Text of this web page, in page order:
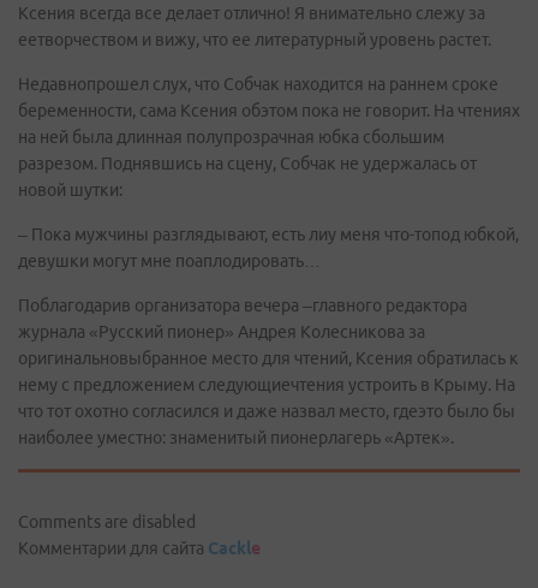
Ксения всегда все делает отлично! Я внимательно слежу за
еетворчеством и вижу, что ее литературный уровень растет.
Недавнопрошел слух, что Собчак находится на раннем сроке
беременности, сама Ксения обэтом пока не говорит. На чтениях
на ней была длинная полупрозрачная юбка сбольшим
разрезом. Поднявшись на сцену, Собчак не удержалась от
новой шутки:
– Пока мужчины разглядывают, есть лиу меня что-топод юбкой,
девушки могут мне поаплодировать…
Поблагодарив организатора вечера –главного редактора
журнала «Русский пионер» Андрея Колесникова за
оригинальновыбранное место для чтений, Ксения обратилась к
нему с предложением следующиечтения устроить в Крыму. На
что тот охотно согласился и даже назвал место, гдеэто было бы
наиболее уместно: знаменитый пионерлагерь «Артек».
Comments are disabled
Комментарии для сайта Cackle